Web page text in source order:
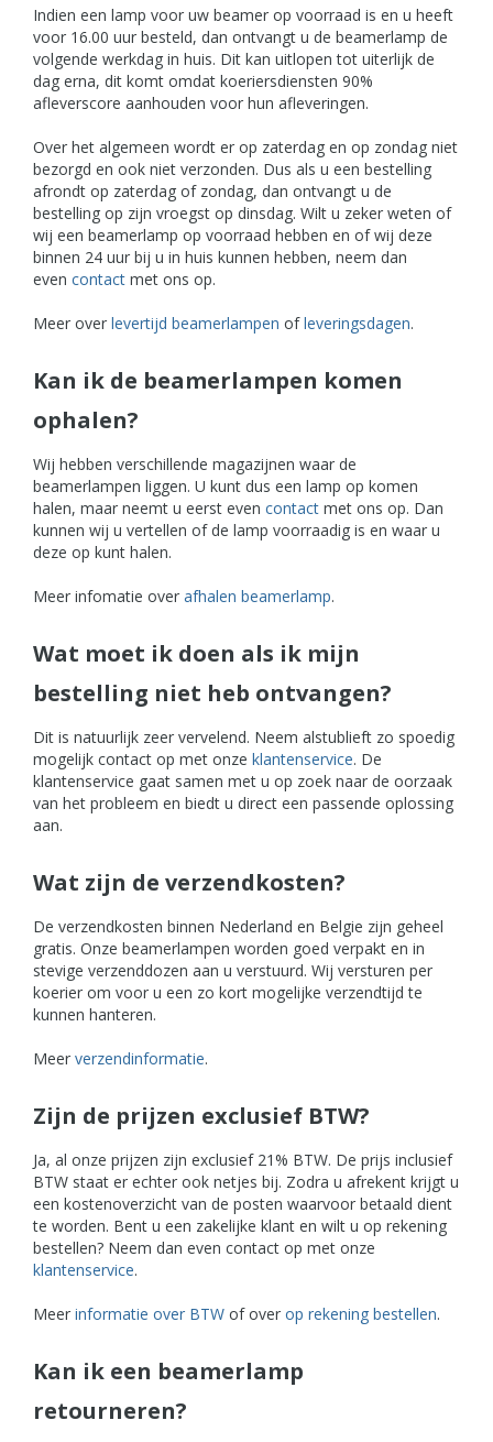
Indien een lamp voor uw beamer op voorraad is en u heeft
voor 16.00 uur besteld, dan ontvangt u de beamerlamp de
volgende werkdag in huis. Dit kan uitlopen tot uiterlijk de
dag erna, dit komt omdat koeriersdiensten 90%
afleverscore aanhouden voor hun afleveringen.
Over het algemeen wordt er op zaterdag en op zondag niet
bezorgd en ook niet verzonden. Dus als u een bestelling
afrondt op zaterdag of zondag, dan ontvangt u de
bestelling op zijn vroegst op dinsdag. Wilt u zeker weten of
wij een beamerlamp op voorraad hebben en of wij deze
binnen 24 uur bij u in huis kunnen hebben, neem dan
even contact met ons op.
Meer over levertijd beamerlampen ofleveringsdagen.
Kan ik de beamerlampen komen
ophalen?
Wij hebben verschillende magazijnen waar de
beamerlampen liggen. U kunt dus een lamp op komen
halen, maar neemt u eerst even contact met ons op. Dan
kunnen wij u vertellen of de lamp voorraadig is en waar u
deze op kunt halen.
Meer infomatie over afhalen beamerlamp.
Wat moet ik doen als ik mijn
bestelling niet heb ontvangen?
Dit is natuurlijk zeer vervelend. Neem alstublieft zo spoedig
mogelijk contact op met onze klantenservice. De
klantenservice gaat samen met u op zoek naar de oorzaak
van het probleem en biedt u direct een passende oplossing
aan.
Wat zijn de verzendkosten?
De verzendkosten binnen Nederland en Belgie zijn geheel
gratis. Onze beamerlampen worden goed verpakt en in
stevige verzenddozen aan u verstuurd. Wij versturen per
koerier om voor u een zo kort mogelijke verzendtijd te
kunnen hanteren.
Meer verzendinformatie.
Zijn de prijzen exclusief BTW?
Ja, al onze prijzen zijn exclusief 21% BTW. De prijs inclusief
BTW staat er echter ook netjes bij. Zodra u afrekent krijgt u
een kostenoverzicht van de posten waarvoor betaald dient
te worden. Bent u een zakelijke klant en wilt u op rekening
bestellen? Neem dan even contact op met onze
klantenservice.
Meer informatie over BTW of over op rekening bestellen.
Kan ik een beamerlamp
retourneren?